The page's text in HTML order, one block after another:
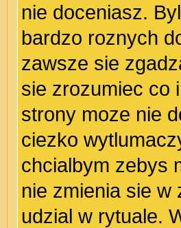
nie doceniasz.
bardzo roznych
zawsze sie
sie zrozumiec co
strony moze nie
ciezko
chcialbym zebys
nie zmienia sie
udzial w rytuale.